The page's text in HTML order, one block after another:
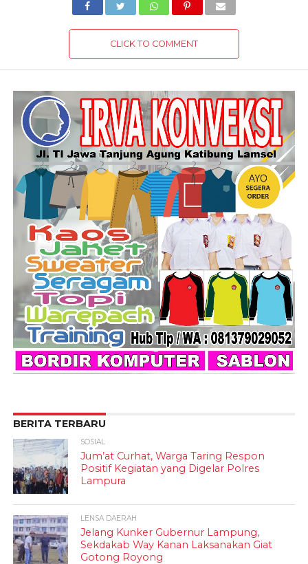
CLICK TO COMMENT
BERITA TERBARU
SOSIAL
Jum’at Curhat, Warga Taring Respon
Positif Kegiatan yang Digelar Polres
Lampura
LENSA DAERAH
Jelang Kunker Gubernur Lampung,
Sekdakab Way Kanan Laksanakan Giat
Gotong Royong